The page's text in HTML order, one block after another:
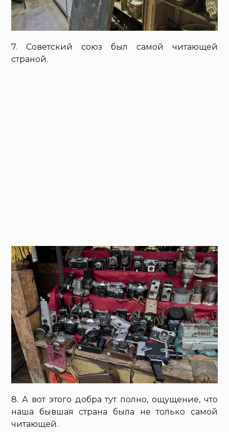
7. Советский союз был самой читающей
страной.
8. А вот этого добра тут полно, ощущение, что
наша бывшая страна была не только самой
читающей.